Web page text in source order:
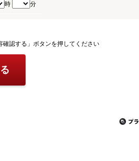
時 分
認する」ボタンを押してください